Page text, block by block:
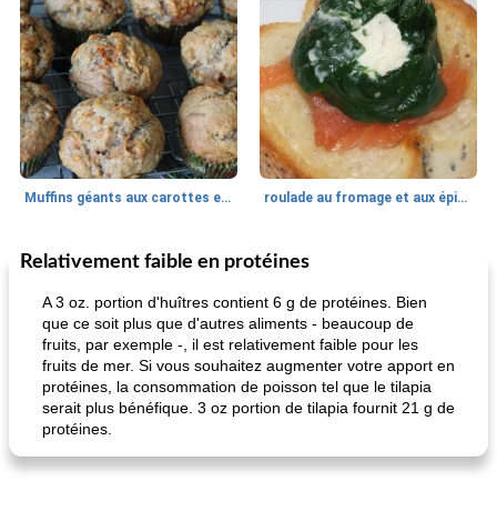
Muffins géants aux carottes et à la banane de Nif roulade au fromage et aux épinards
30min
Marques de confiance: recettes et
fiesta tostadas
Viande et volaille
le méga's jopp joes
Relativement faible en protéines
A 3 oz. portion d'huîtres contient 6 g de protéines. Bien
que ce soit plus que d'autres aliments - beaucoup de
fruits, par exemple -, il est relativement faible pour les
fruits de mer. Si vous souhaitez augmenter votre apport en
protéines, la consommation de poisson tel que le tilapia
serait plus bénéfique. 3 oz portion de tilapia fournit 21 g de
protéines.